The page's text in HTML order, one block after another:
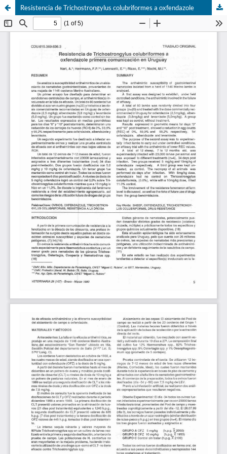
Resistencia de Trichostrongylus colubriformes a oxfendazole